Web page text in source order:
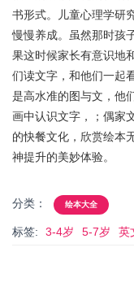
书形式。儿童心理学研
慢慢养成。虽然那时孩
果这时候家长有意识地
们读文字，和他们一起
是高水准的图与文，他
画中认识文字，；偶家
的快餐文化，欣赏绘本
神提升的美妙体验。
分类： 绘本大全
标签: 3-4岁 5-7岁 英